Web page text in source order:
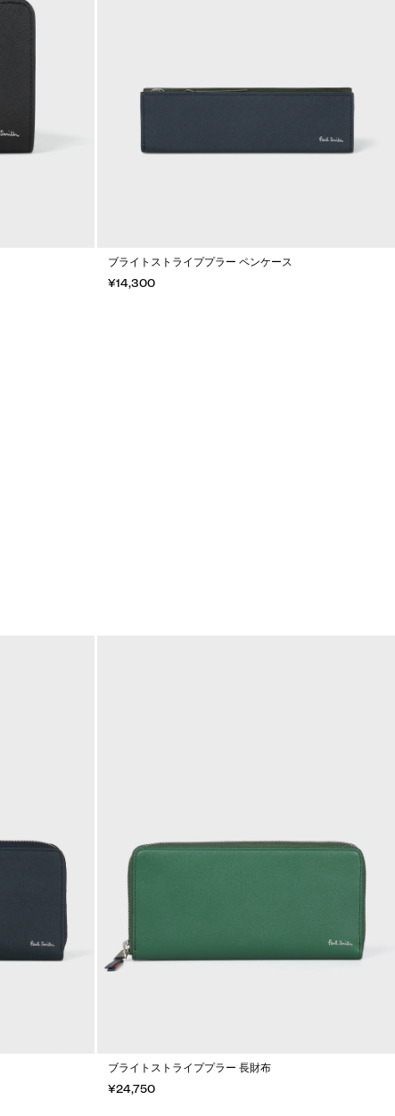
ブライトストライププラー ペンケース
¥14,300
ブライトストライププラー 長財布
¥24,750